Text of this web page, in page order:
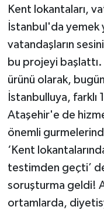
Kent lokantaları,
İstanbul'da yemek
vatandaşların
bu projeyi
ürünü olarak,
İstanbulluya,
Ataşehir'e de
önemli
‘Kent
testimden geçti’
soruşturma geldi!
ortamlarda,